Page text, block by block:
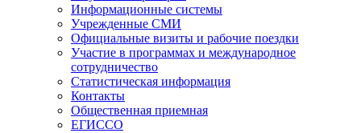
Информационные системы
Учрежденные СМИ
Официальные визиты и рабочие поездки
Участие в программах и международное
сотрудничество
Статистическая информация
Контакты
Общественная приемная
ЕГИССО